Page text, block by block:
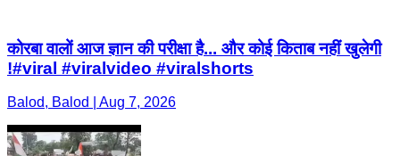
कोरबा वालों आज ज्ञान की परीक्षा है... और कोई किताब नहीं खुलेगी
!#viral #viralvideo #viralshorts
Balod, Balod | Aug 7, 2026